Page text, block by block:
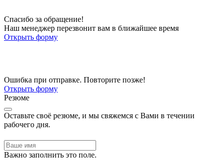
Спасибо за обращение!
Наш менеджер перезвонит вам в ближайшее время
Открыть форму
Ошибка при отправке. Повторите позже!
Открыть форму
Резюме
Оставьте своё резюме, и мы свяжемся с Вами в течении
рабочего дня.
Важно заполнить это поле.